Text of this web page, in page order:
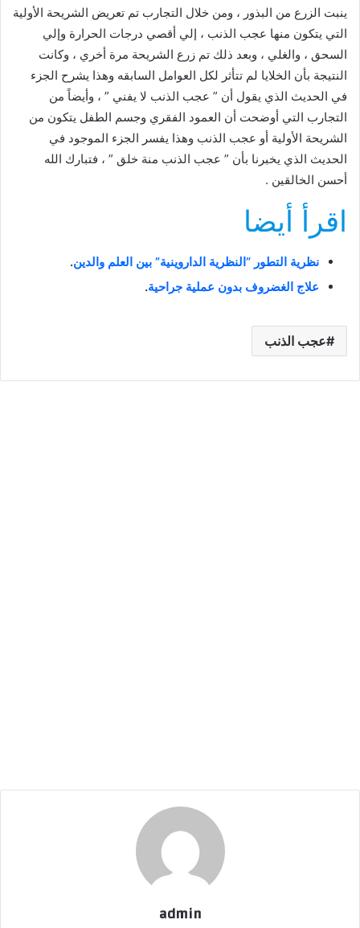
ينبت الزرع من البذور ، ومن خلال التجارب تم تعريض الشريحة الأولية
التي يتكون منها عجب الذنب ، إلي أقصي درجات الحرارة وإلي
السحق ، والغلي ، وبعد ذلك تم زرع الشريحة مرة أخري ، وكانت
النتيجة بأن الخلايا لم تتأثر لكل العوامل السابقه وهذا يشرح الجزء
في الحديث الذي يقول أن ” عجب الذنب لا يفني ” ، وأيضاً من
التجارب التي أوضحت أن العمود الفقري وجسم الطفل يتكون من
الشريحة الأولية أو عجب الذنب وهذا يفسر الجزء الموجود في
الحديث الذي يخبرنا بأن ” عجب الذنب منة خلق ” ، فتبارك الله
أحسن الخالقين .
اقرأ أيضا
نظرية التطور “النظرية الداروينية” بين العلم والدين.
علاج الغضروف بدون عملية جراحية.
عجب الذنب
admin